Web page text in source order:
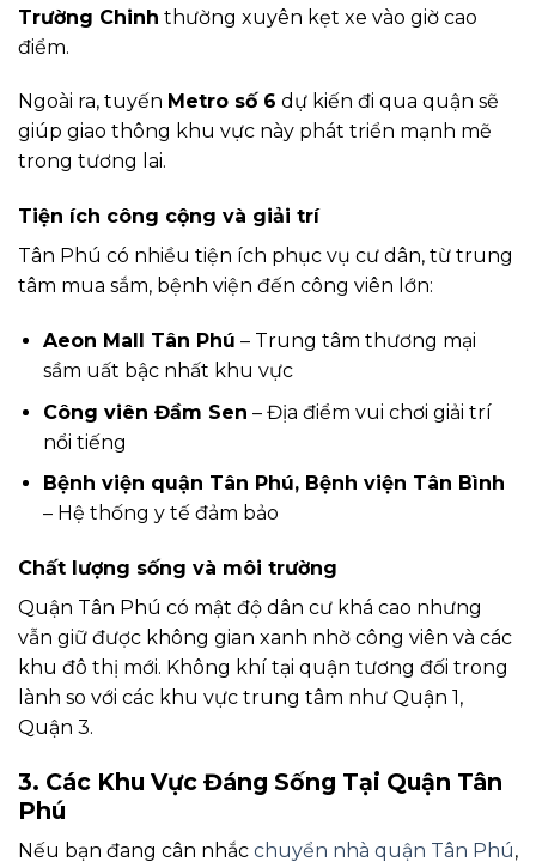
Trường Chinh thường xuyên kẹt xe vào giờ cao
điểm.
Ngoài ra, tuyến Metro số 6 dự kiến đi qua quận sẽ
giúp giao thông khu vực này phát triển mạnh mẽ
trong tương lai.
Tiện ích công cộng và giải trí
Tân Phú có nhiều tiện ích phục vụ cư dân, từ trung
tâm mua sắm, bệnh viện đến công viên lớn:
Aeon Mall Tân Phú – Trung tâm thương mại
sầm uất bậc nhất khu vực
Công viên Đầm Sen – Địa điểm vui chơi giải trí
nổi tiếng
Bệnh viện quận Tân Phú, Bệnh viện Tân Bình
– Hệ thống y tế đảm bảo
Chất lượng sống và môi trường
Quận Tân Phú có mật độ dân cư khá cao nhưng
vẫn giữ được không gian xanh nhờ công viên và các
khu đô thị mới. Không khí tại quận tương đối trong
lành so với các khu vực trung tâm như Quận 1,
Quận 3.
3. Các Khu Vực Đáng Sống Tại Quận Tân
Phú
Nếu bạn đang cân nhắc chuyển nhà quận Tân Phú,